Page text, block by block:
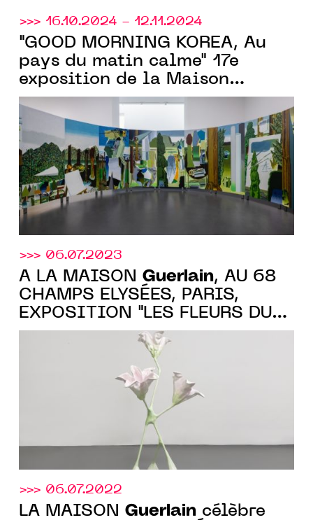
>>> 16.10.2024 - 12.11.2024
"GOOD MORNING KOREA, Au
pays du matin calme" 17e
exposition de la Maison
Guerlain, partenaire hôte d’Art
Basel Paris
>>> 06.07.2023
À LA MAISON Guerlain, AU 68
CHAMPS ELYSÉES, PARIS,
EXPOSITION "LES FLEURS DU
MAL", DU 18 OCT. AU 13 NOV.
>>> 06.07.2022
LA MAISON Guerlain célèbre